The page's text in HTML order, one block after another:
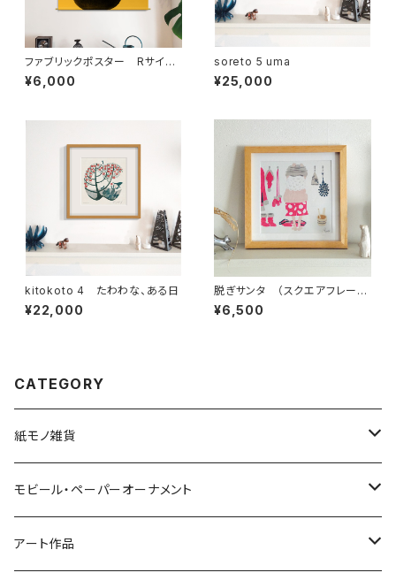
ファブリックポスター Rサイ
ズ Music colors life ”チュ
ーバ” （730×730mm）
¥6,000
soreto 5 uma
¥25,000
kitokoto 4 たわわな、ある日
¥22,000
脱ぎサンタ （スクエアフレーム
付・サイン入り）蒸しサンタシリ
ーズ・サウナサンタ
¥6,500
CATEGORY
紙モノ雑貨
切り絵グリーティングカード
LED用ペーパーシェード
モビール・ペーパーオーナメント
モビール
アート作品